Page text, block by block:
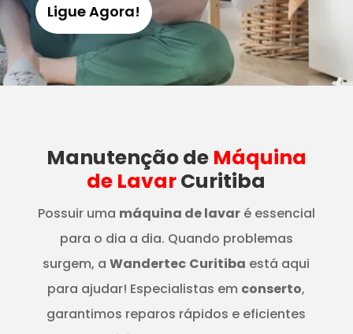
Ligue Agora!
Manutençãode Máquina
de LavarCuritiba
Possuir uma máquina de lavaré essencial
para o dia a dia. Quando problemas
surgem, aWandertec Curitiba está aqui
para ajudar! Especialistas em conserto,
garantimos reparos rápidos e eficientes